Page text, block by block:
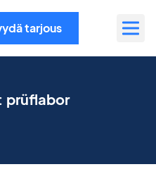
tarjous
prüflabor